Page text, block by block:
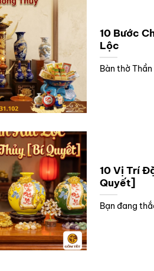
10 Bước
Lộc
Bàn thờ
10 Vị Trí
Quyết]
Bạn đang